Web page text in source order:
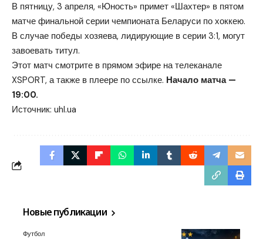
В пятницу, 3 апреля, «Юность» примет «Шахтер» в пятом
матче финальной серии чемпионата Беларуси по хоккею.
В случае победы хозяева, лидирующие в серии 3:1, могут
завоевать титул.
Этот матч смотрите в прямом эфире на телеканале
XSPORT, а также в плеере по ссылке. Начало матча —
19:00.
Источник: uhl.ua
Новые публикации
Футбол